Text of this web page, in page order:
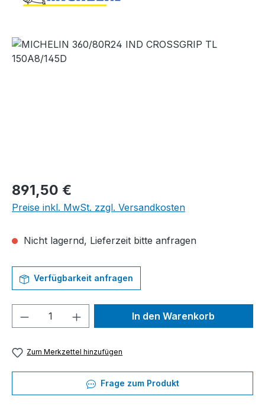
Bildergalerie überspringen
Regulärer Preis:
891,50 €
Preise inkl. MwSt. zzgl. Versandkosten
Nicht lagernd, Lieferzeit bitte anfragen
Verfügbarkeit anfragen
Produkt Anzahl: Gib denIn den Warenkorb
Zum Merkzettel hinzufügen
Frage zum Produkt